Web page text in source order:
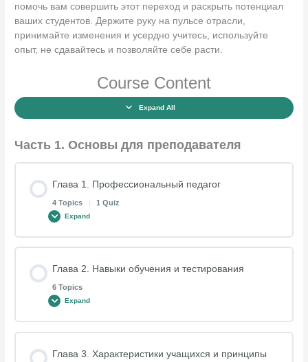
помочь вам совершить этот переход и раскрыть потенциал
ваших студентов. Держите руку на пульсе отрасли,
принимайте изменения и усердно учитесь, используйте
опыт, не сдавайтесь и позволяйте себе расти.
Course Content
Expand All
Часть 1. Основы для преподавателя
Глава 1. Профессиональный педагог
4 Topics | 1 Quiz
Expand
0% COMPLETE 0/4 Steps
Личный рост
Глава 2. Навыки обучения и тестирования
6 Topics
Expand
0% COMPLETE 0/6 Steps
Глава 3. Характеристики учащихся и принципы